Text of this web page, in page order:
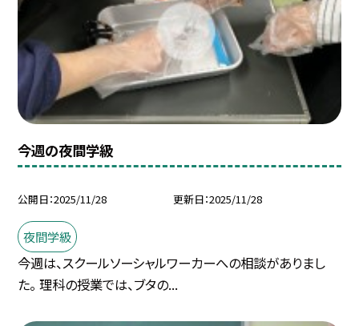
今週の夜間学級
公開日 2025/11/28 更新日 2025/11/28
夜間学級
今週は、スクールソーシャルワーカーへの相談がありまし
た。 理科の授業では、ブタの...